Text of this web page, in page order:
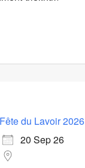
Fête du Lavoir 2026
20 Sep 26